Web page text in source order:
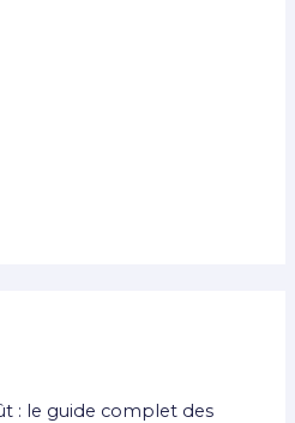
: le guide complet des